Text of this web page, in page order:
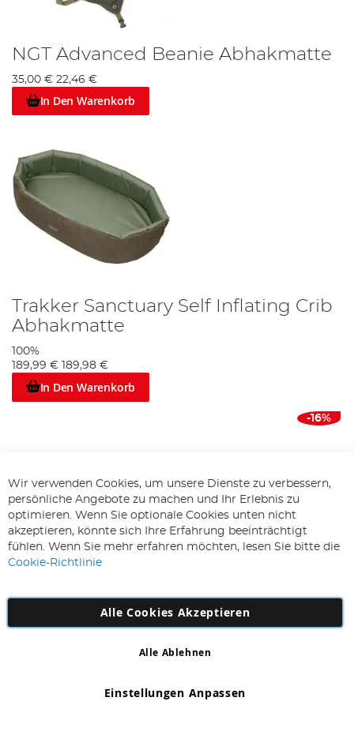
NGT Advanced Beanie Abhakmatte
35,00 € 22,46 €
In Den Warenkorb
Trakker Sanctuary Self Inflating Crib
Abhakmatte
100%
189,99 €
189,98 €
In Den Warenkorb
-16%
Korda Basix Carp Cradle
Abhakmatte XL
Wir verwenden Cookies, um unsere Dienste zu verbessern,
persönliche Angebote zu machen und Ihr Erlebnis zu
optimieren. Wenn Sie optionale Cookies unten nicht
akzeptieren, könnte sich Ihre Erfahrung beeinträchtigt
fühlen. Wenn Sie mehr erfahren möchten, lesen Sie bitte die
Cookie-Richtlinie
Alle Cookies Akzeptieren
Einstellungen Anpassen
Alle Ablehnen